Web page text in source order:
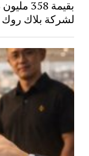
لشركة بلاك روك